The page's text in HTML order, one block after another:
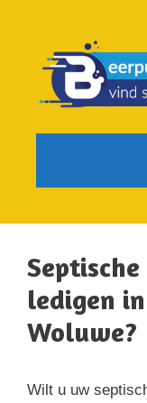
ledigen
Woluwe?
Wilt u uw